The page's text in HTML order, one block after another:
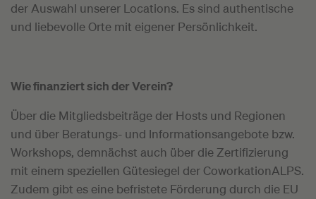
der Auswahl unserer Locations. Es sind authentische
und liebevolle Orte mit eigener Persönlichkeit.
Wie finanziert sich der Verein?
Über die Mitgliedsbeiträge der Hosts und Regionen
und über Beratungs- und Informationsangebote bzw.
Workshops, demnächst auch über die Zertifizierung
mit einem speziellen Gütesiegel der CoworkationALPS.
Zudem gibt es eine befristete Förderung durch die EU